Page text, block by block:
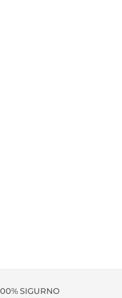
SIGURNO